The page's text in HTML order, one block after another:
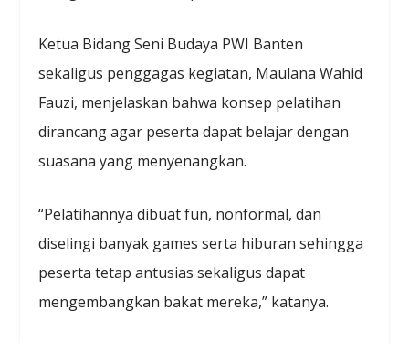
Ketua Bidang Seni Budaya PWI Banten
sekaligus penggagas kegiatan, Maulana Wahid
Fauzi, menjelaskan bahwa konsep pelatihan
dirancang agar peserta dapat belajar dengan
suasana yang menyenangkan.
“Pelatihannya dibuat fun, nonformal, dan
diselingi banyak games serta hiburan sehingga
peserta tetap antusias sekaligus dapat
mengembangkan bakat mereka,” katanya.